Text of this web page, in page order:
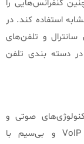
کنفرانس‌هایی را
استفاده کند. در
و تلفن‌های
در دسته بندی تلفن
صوتی و
قابلیت‌های پوشش‌دهی آن است. مدل‌های VoIP و بی‌سیم با